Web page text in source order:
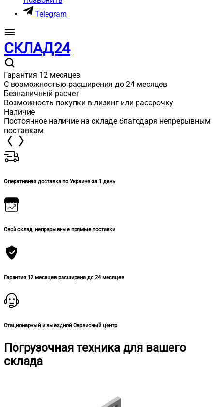
Telegram
СКЛАД24
Гарантия 12 месяцев
С возможностью расширения до 24 месяцев
Безналичный расчет
Возможность покупки в лизинг или рассрочку
Наличие
Постоянное наличие на складе благодаря непрерывным
поставкам
Оперативная доставка по Украине за 1 день
Свой склад, непрерывные прямые поставки
Гарантия 12 месяцев расширена до 24 месяцев
Стационарный и выездной Сервисный центр
Погрузочная техника для вашего
склада